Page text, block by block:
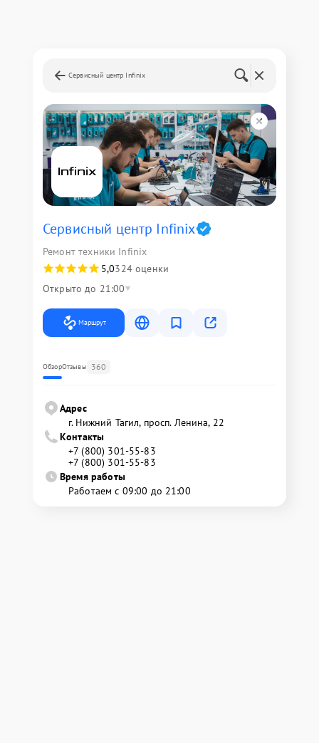
Сервисный центр Infinix
Сервисный центр Infinix
Ремонт техники Infinix
5,0324 оценки
Открыто до 21:00
Маршрут
ОбзорОтзывы 360
Адрес
г. Нижний Тагил, просп. Ленина, 22
Контакты
+7 (800) 301-55-83
+7 (800) 301-55-83
Время работы
Работаем с 09:00 до 21:00